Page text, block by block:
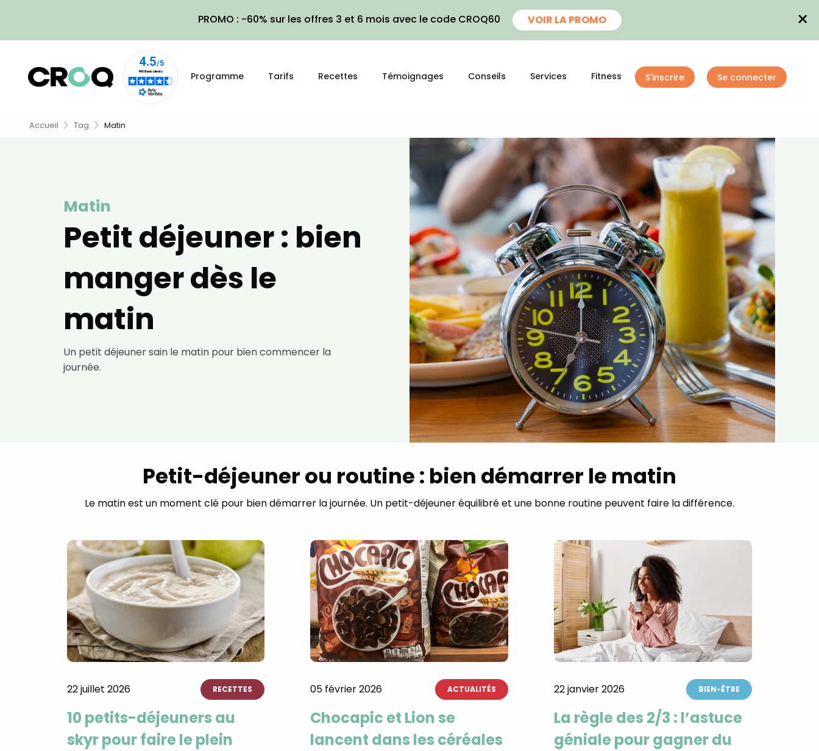
PROMO : -60% sur les offres 3 et 6 mois avec le code CROQ60 VOIR LA PROMO ×
Programme Tarifs Recettes Témoignages Conseils Services Fitness S'inscrire Se connecter
Accueil Tag Matin
Matin
Petit déjeuner : bien
manger dès le
matin
Un petit déjeuner sain le matin pour bien commencer la
journée.
Petit-déjeuner ou routine : bien démarrer le matin
Le matin est un moment clé pour bien démarrer la journée. Un petit-déjeuner équilibré et une bonne routine peuvent faire la différence.
22 juillet 2026 RECETTES
10 petits-déjeuners au
skyr pour faire le plein
05 février 2026 ACTUALITÉS
Chocapic et Lion se
lancent dans les céréales
22 janvier 2026 BIEN-ÊTRE
La règle des 2/3 : l’astuce
géniale pour gagner du